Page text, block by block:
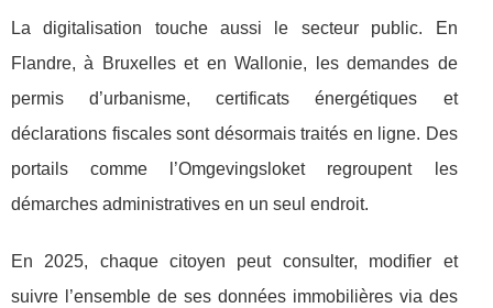
La digitalisation touche aussi le secteur public. En
Flandre, à Bruxelles et en Wallonie, les demandes de
permis d’urbanisme, certificats énergétiques et
déclarations fiscales sont désormais traités en ligne. Des
portails comme l’Omgevingsloket regroupent les
démarches administratives en un seul endroit.
En 2025, chaque citoyen peut consulter, modifier et
suivre l’ensemble de ses données immobilières via des